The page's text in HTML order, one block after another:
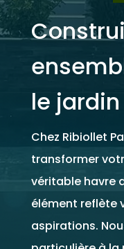
le
Chez Ribiollet
transformer
véritable havre
élément reflète
aspirations.